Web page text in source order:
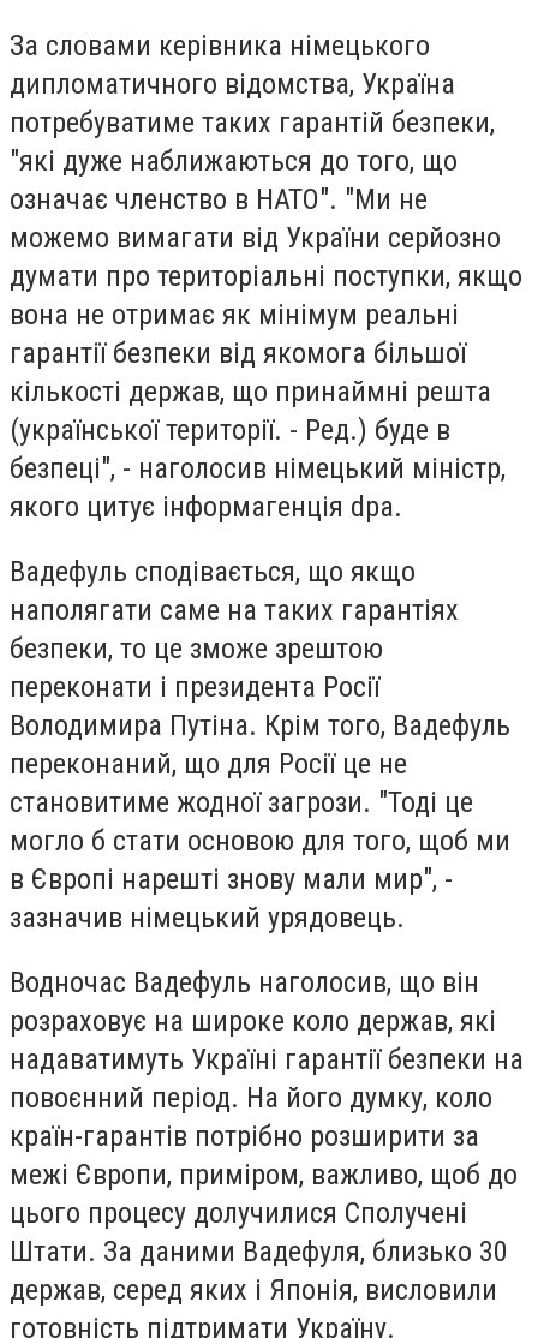
За словами керівника німецького
дипломатичного відомства, Україна
потребуватиме таких гарантій безпеки,
"які дуже наближаються до того, що
означає членство в НАТО". "Ми не
можемо вимагати від України серйозно
думати про територіальні поступки, якщо
вона не отримає як мінімум реальні
гарантії безпеки від якомога більшої
кількості держав, що принаймні решта
(української території. - Ред.) буде в
безпеці", - наголосив німецький міністр,
якого цитує інформагенція dpa.
Вадефуль сподівається, що якщо
наполягати саме на таких гарантіях
безпеки, то це зможе зрештою
переконати і президента Росії
Володимира Путіна. Крім того, Вадефуль
переконаний, що для Росії це не
становитиме жодної загрози. "Тоді це
могло б стати основою для того, щоб ми
в Європі нарешті знову мали мир", -
зазначив німецький урядовець.
Водночас Вадефуль наголосив, що він
розраховує на широке коло держав, які
надаватимуть Україні гарантії безпеки на
повоєнний період. На його думку, коло
країн-гарантів потрібно розширити за
межі Європи, приміром, важливо, щоб до
цього процесу долучилися Сполучені
Штати. За даними Вадефуля, близько 30
держав, серед яких і Японія, висловили
готовність підтримати Україну.